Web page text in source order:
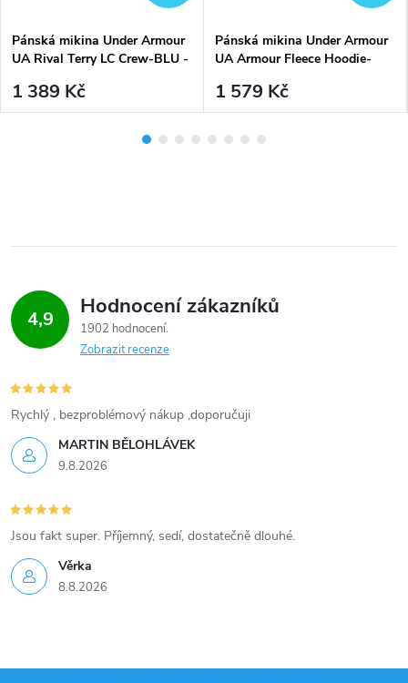
Pánská mikina Under Armour
UA Rival Terry LC Crew-BLU -
1 389 Kč
Pánská mikina Under Armour
UA Armour Fleece Hoodie-
1 579 Kč
4,9 Hodnocení zákazníků
1902 hodnocení
Zobrazit recenze
MARTIN BĚLOHLÁVEK
9.8.2026
Rychlý , bezproblémový nákup ,doporučuji
Věrka
8.8.2026
Jsou fakt super. Příjemný, sedí, dostatečně dlouhé.